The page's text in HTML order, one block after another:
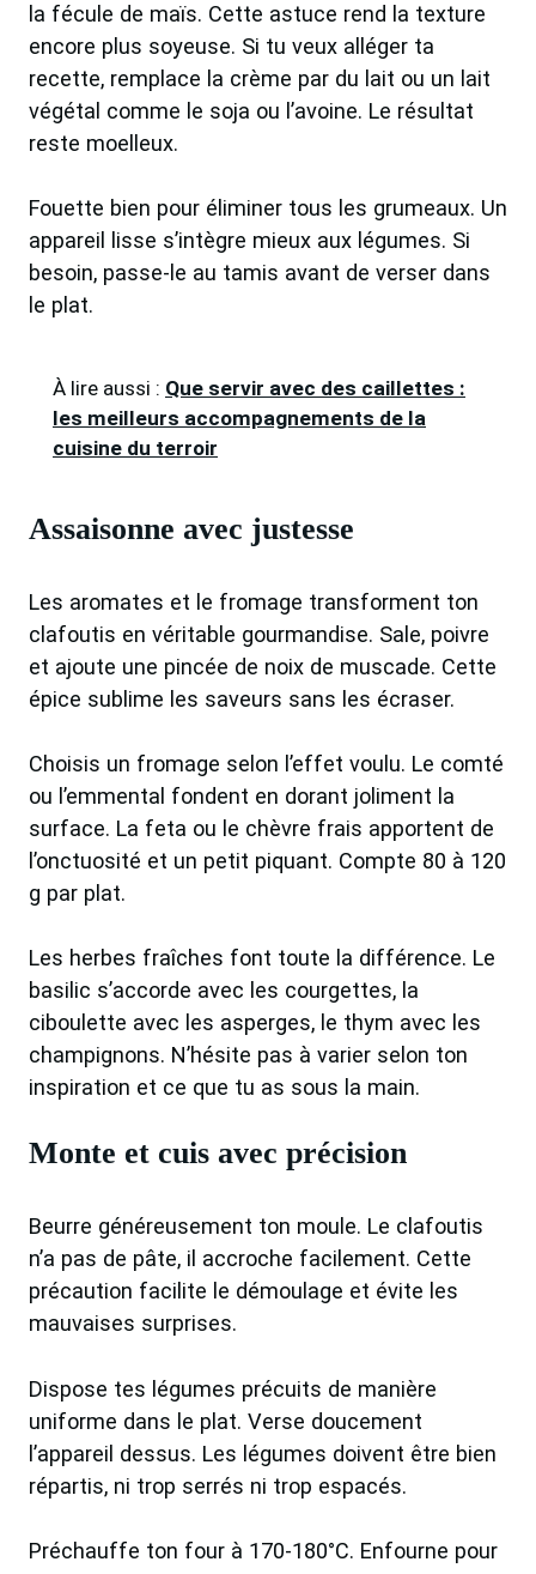
la fécule de maïs. Cette astuce rend la texture
encore plus soyeuse. Si tu veux alléger ta
recette, remplace la crème par du lait ou un lait
végétal comme le soja ou l’avoine. Le résultat
reste moelleux.
Fouette bien pour éliminer tous les grumeaux. Un
appareil lisse s’intègre mieux aux légumes. Si
besoin, passe-le au tamis avant de verser dans
le plat.
À lire aussi : Que servir avec des caillettes :
les meilleurs accompagnements de la
cuisine du terroir
Assaisonne avec justesse
Les aromates et le fromage transforment ton
clafoutis en véritable gourmandise. Sale, poivre
et ajoute une pincée de noix de muscade. Cette
épice sublime les saveurs sans les écraser.
Choisis un fromage selon l’effet voulu. Le comté
ou l’emmental fondent en dorant joliment la
surface. La feta ou le chèvre frais apportent de
l’onctuosité et un petit piquant. Compte 80 à 120
g par plat.
Les herbes fraîches font toute la différence. Le
basilic s’accorde avec les courgettes, la
ciboulette avec les asperges, le thym avec les
champignons. N’hésite pas à varier selon ton
inspiration et ce que tu as sous la main.
Monte et cuis avec précision
Beurre généreusement ton moule. Le clafoutis
n’a pas de pâte, il accroche facilement. Cette
précaution facilite le démoulage et évite les
mauvaises surprises.
Dispose tes légumes précuits de manière
uniforme dans le plat. Verse doucement
l’appareil dessus. Les légumes doivent être bien
répartis, ni trop serrés ni trop espacés.
Préchauffe ton four à 170-180°C. Enfourne pour